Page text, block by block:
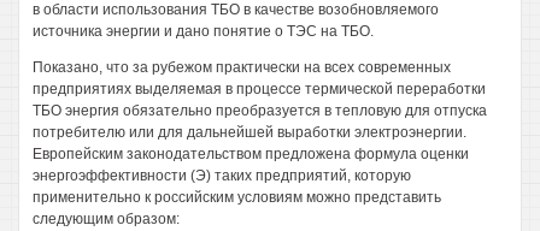
в области использования ТБО в качестве возобновляемого
источника энергии и дано понятие о ТЭС на ТБО.
Показано, что за рубежом практически на всех современных
предприятиях выделяемая в процессе термической переработки
ТБО энергия обязательно преобразуется в тепловую для отпуска
потребителю или для дальнейшей выработки электроэнергии.
Европейским законодательством предложена формула оценки
энергоэффективности (Э) таких предприятий, которую
применительно к российским условиям можно представить
следующим образом: